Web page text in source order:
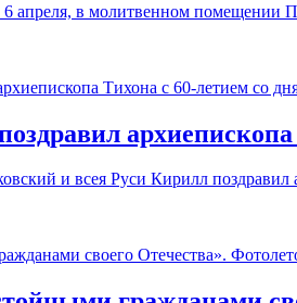
апреля, в молитвенном помещении
и всея Руси Кирилл